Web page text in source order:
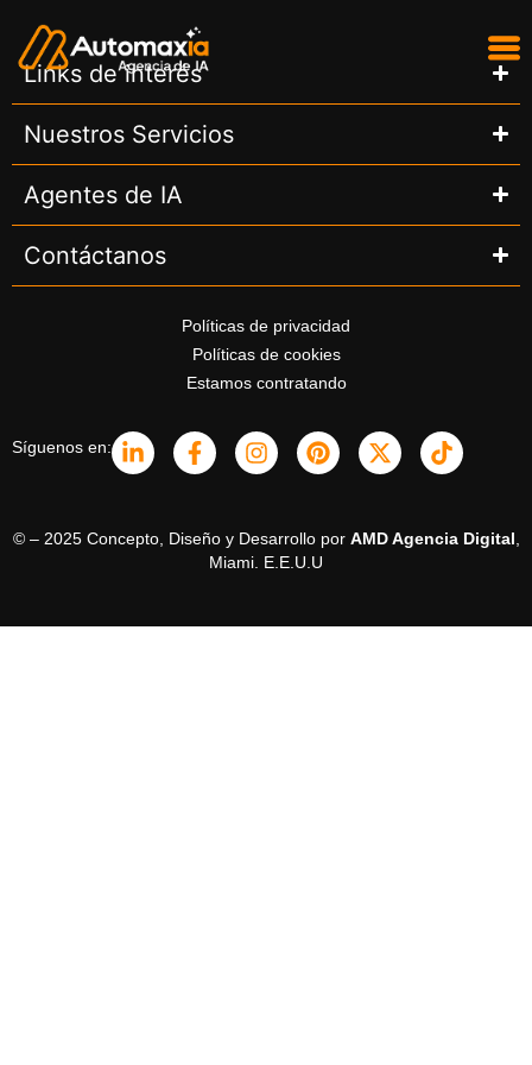
Links de interés
Nuestros Servicios
Agentes de IA
Contáctanos
Políticas de privacidad
Políticas de cookies
Estamos contratando
Síguenos en:
© – 2025 Concepto, Diseño y Desarrollo por AMD Agencia Digital
Miami. E.E.U.U